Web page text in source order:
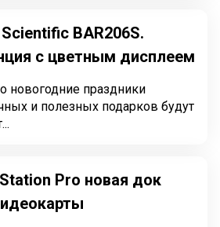
BAR206S.
с цветным дисплеем
новогодние праздники
и полезных подарков будут
Pro новая док